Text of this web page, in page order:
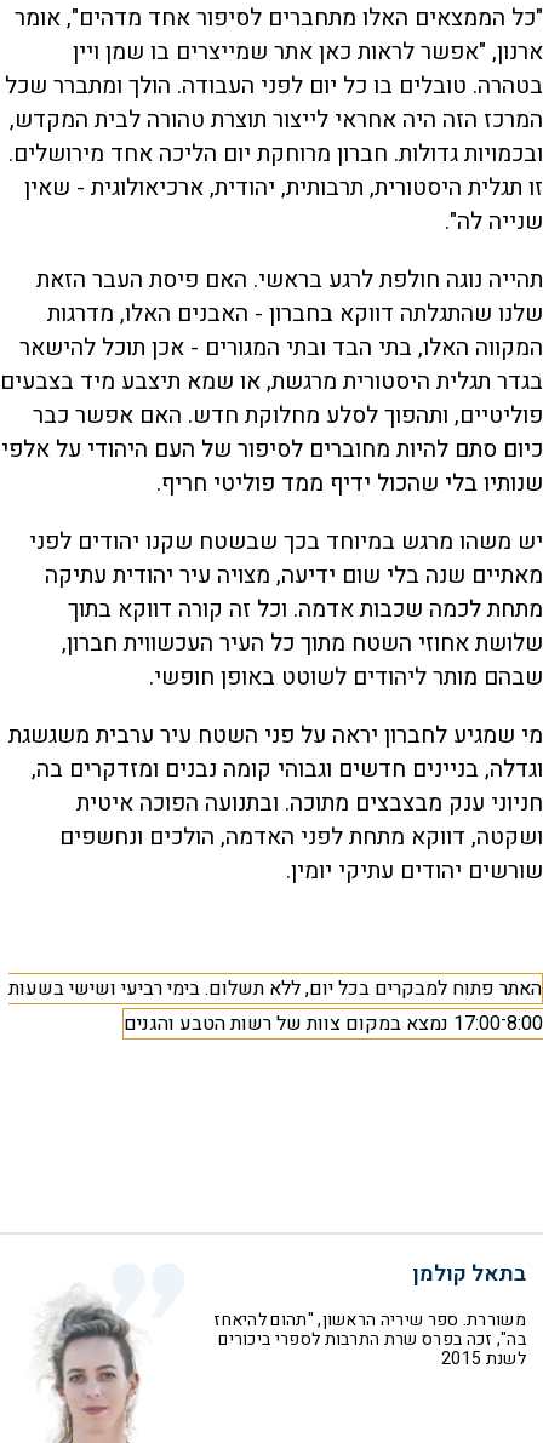
"כל הממצאים האלו מתחברים לסיפור אחד מדהים", אומר
ארנון, "אפשר לראות כאן אתר שמייצרים בו שמן ויין
בטהרה. טובלים בו כל יום לפני העבודה. הולך ומתברר שכל
המרכז הזה היה אחראי לייצור תוצרת טהורה לבית המקדש,
ובכמויות גדולות. חברון מרוחקת יום הליכה אחד מירושלים.
זו תגלית היסטורית, תרבותית, יהודית, ארכיאולוגית - שאין
שנייה לה".
תהייה נוגה חולפת לרגע בראשי. האם פיסת העבר הזאת
שלנו שהתגלתה דווקא בחברון - האבנים האלו, מדרגות
המקווה האלו, בתי הבד ובתי המגורים - אכן תוכל להישאר
בגדר תגלית היסטורית מרגשת, או שמא תיצבע מיד בצבעים
פוליטיים, ותהפוך לסלע מחלוקת חדש. האם אפשר כבר
כיום סתם להיות מחוברים לסיפור של העם היהודי על אלפי
שנותיו בלי שהכול ידיף ממד פוליטי חריף.
יש משהו מרגש במיוחד בכך שבשטח שקנו יהודים לפני
מאתיים שנה בלי שום ידיעה, מצויה עיר יהודית עתיקה
מתחת לכמה שכבות אדמה. וכל זה קורה דווקא בתוך
שלושת אחוזי השטח מתוך כל העיר העכשווית חברון,
שבהם מותר ליהודים לשוטט באופן חופשי.
מי שמגיע לחברון יראה על פני השטח עיר ערבית משגשגת
וגדלה, בניינים חדשים וגבוהי קומה נבנים ומזדקרים בה,
חניוני ענק מבצבצים מתוכה. ובתנועה הפוכה איטית
ושקטה, דווקא מתחת לפני האדמה, הולכים ונחשפים
שורשים יהודים עתיקי יומין.
האתר פתוח למבקרים בכל יום, ללא תשלום. בימי רביעי ושישי בשעות
8:00־17:00 נמצא במקום צוות של רשות הטבע והגנים
בתאל קולמן
משוררת. ספר שיריה הראשון, "תהום להיאחז
בה", זכה בפרס שרת התרבות לספרי ביכורים
לשנת 2015